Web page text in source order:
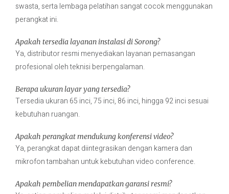
swasta, serta lembaga pelatihan sangat cocok menggunakan
perangkat ini.
Apakah tersedia layanan instalasi di Sorong?
Ya, distributor resmi menyediakan layanan pemasangan
profesional oleh teknisi berpengalaman.
Berapa ukuran layar yang tersedia?
Tersedia ukuran 65 inci, 75 inci, 86 inci, hingga 92 inci sesuai
kebutuhan ruangan.
Apakah perangkat mendukung konferensi video?
Ya, perangkat dapat diintegrasikan dengan kamera dan
mikrofon tambahan untuk kebutuhan video conference.
Apakah pembelian mendapatkan garansi resmi?